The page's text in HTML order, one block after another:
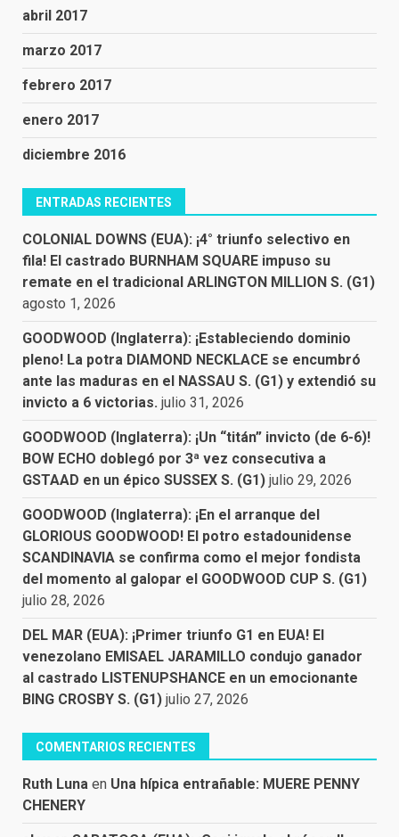
abril 2017
marzo 2017
febrero 2017
enero 2017
diciembre 2016
ENTRADAS RECIENTES
COLONIAL DOWNS (EUA): ¡4° triunfo selectivo en
fila! El castrado BURNHAM SQUARE impuso su
remate en el tradicional ARLINGTON MILLION S. (G1)
agosto 1, 2026
GOODWOOD (Inglaterra): ¡Estableciendo dominio
pleno! La potra DIAMOND NECKLACE se encumbró
ante las maduras en el NASSAU S. (G1) y extendió su
invicto a 6 victorias. julio 31, 2026
GOODWOOD (Inglaterra): ¡Un “titán” invicto (de 6-6)!
BOW ECHO doblegó por 3ª vez consecutiva a
GSTAAD en un épico SUSSEX S. (G1) julio 29, 2026
GOODWOOD (Inglaterra): ¡En el arranque del
GLORIOUS GOODWOOD! El potro estadounidense
SCANDINAVIA se confirma como el mejor fondista
del momento al galopar el GOODWOOD CUP S. (G1)
julio 28, 2026
DEL MAR (EUA): ¡Primer triunfo G1 en EUA! El
venezolano EMISAEL JARAMILLO condujo ganador
al castrado LISTENUPSHANCE en un emocionante
BING CROSBY S. (G1) julio 27, 2026
COMENTARIOS RECIENTES
Ruth Luna en Una hípica entrañable: MUERE PENNY
CHENERY